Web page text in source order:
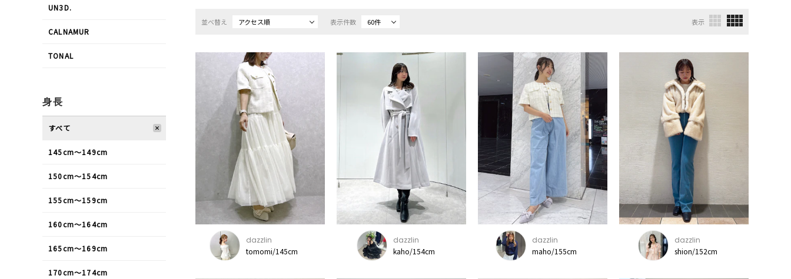
並べ替え アクセス順 表示件数 60件 表示
dazzlin
tomomi/145cm
dazzlin
kaho/154cm
dazzlin
maho/155cm
dazzlin
shion/152cm
UN3D.
CALNAMUR
TONAL
身長
すべて
145cm〜149cm
150cm〜154cm
155cm〜159cm
160cm〜164cm
165cm〜169cm
170cm〜174cm